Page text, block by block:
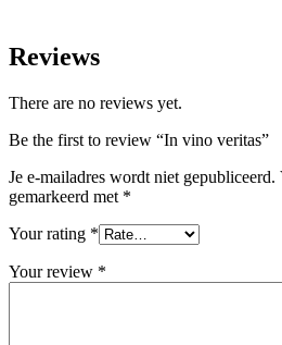
Reviews
There are no reviews yet.
Be the first to review “In vino veritas”
Je e-mailadres wordt niet gepubliceerd.
gemarkeerd met *
Your rating *
Your review *